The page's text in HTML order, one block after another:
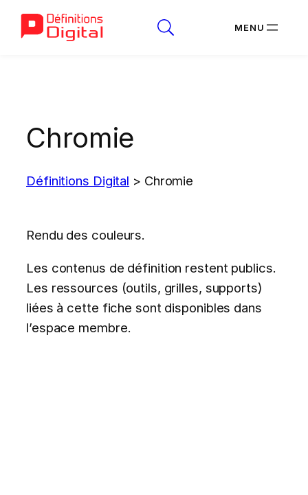
Chromie
Définitions Digital > Chromie
Rendu des couleurs.
Les contenus de définition restent publics.
Les ressources (outils, grilles, supports)
liées à cette fiche sont disponibles dans
l’espace membre.